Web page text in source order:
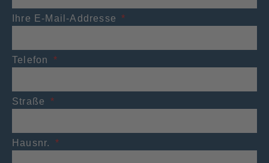
Ihre E-Mail-Addresse
Telefon
Straße
Hausnr.